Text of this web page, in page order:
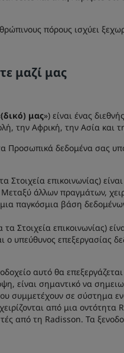
πόρους ισχύει
μαζί μας
(δικό) μας») είναι ένας
την Αφρική, την Ασία και
Προσωπικά δεδομένα σας
Στοιχεία επικοινωνίας)
άλλων πραγμάτων,
παγκόσμια βάση
Στοιχεία επικοινωνίας)
ο υπεύθυνος
αυτό θα
είναι σημαντικό να
συμμετέχουν σε σύστημα
από μια
από τη Radisson. Τα